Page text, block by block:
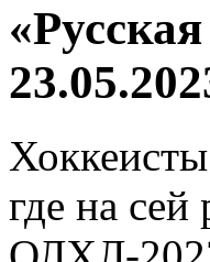
где на сей